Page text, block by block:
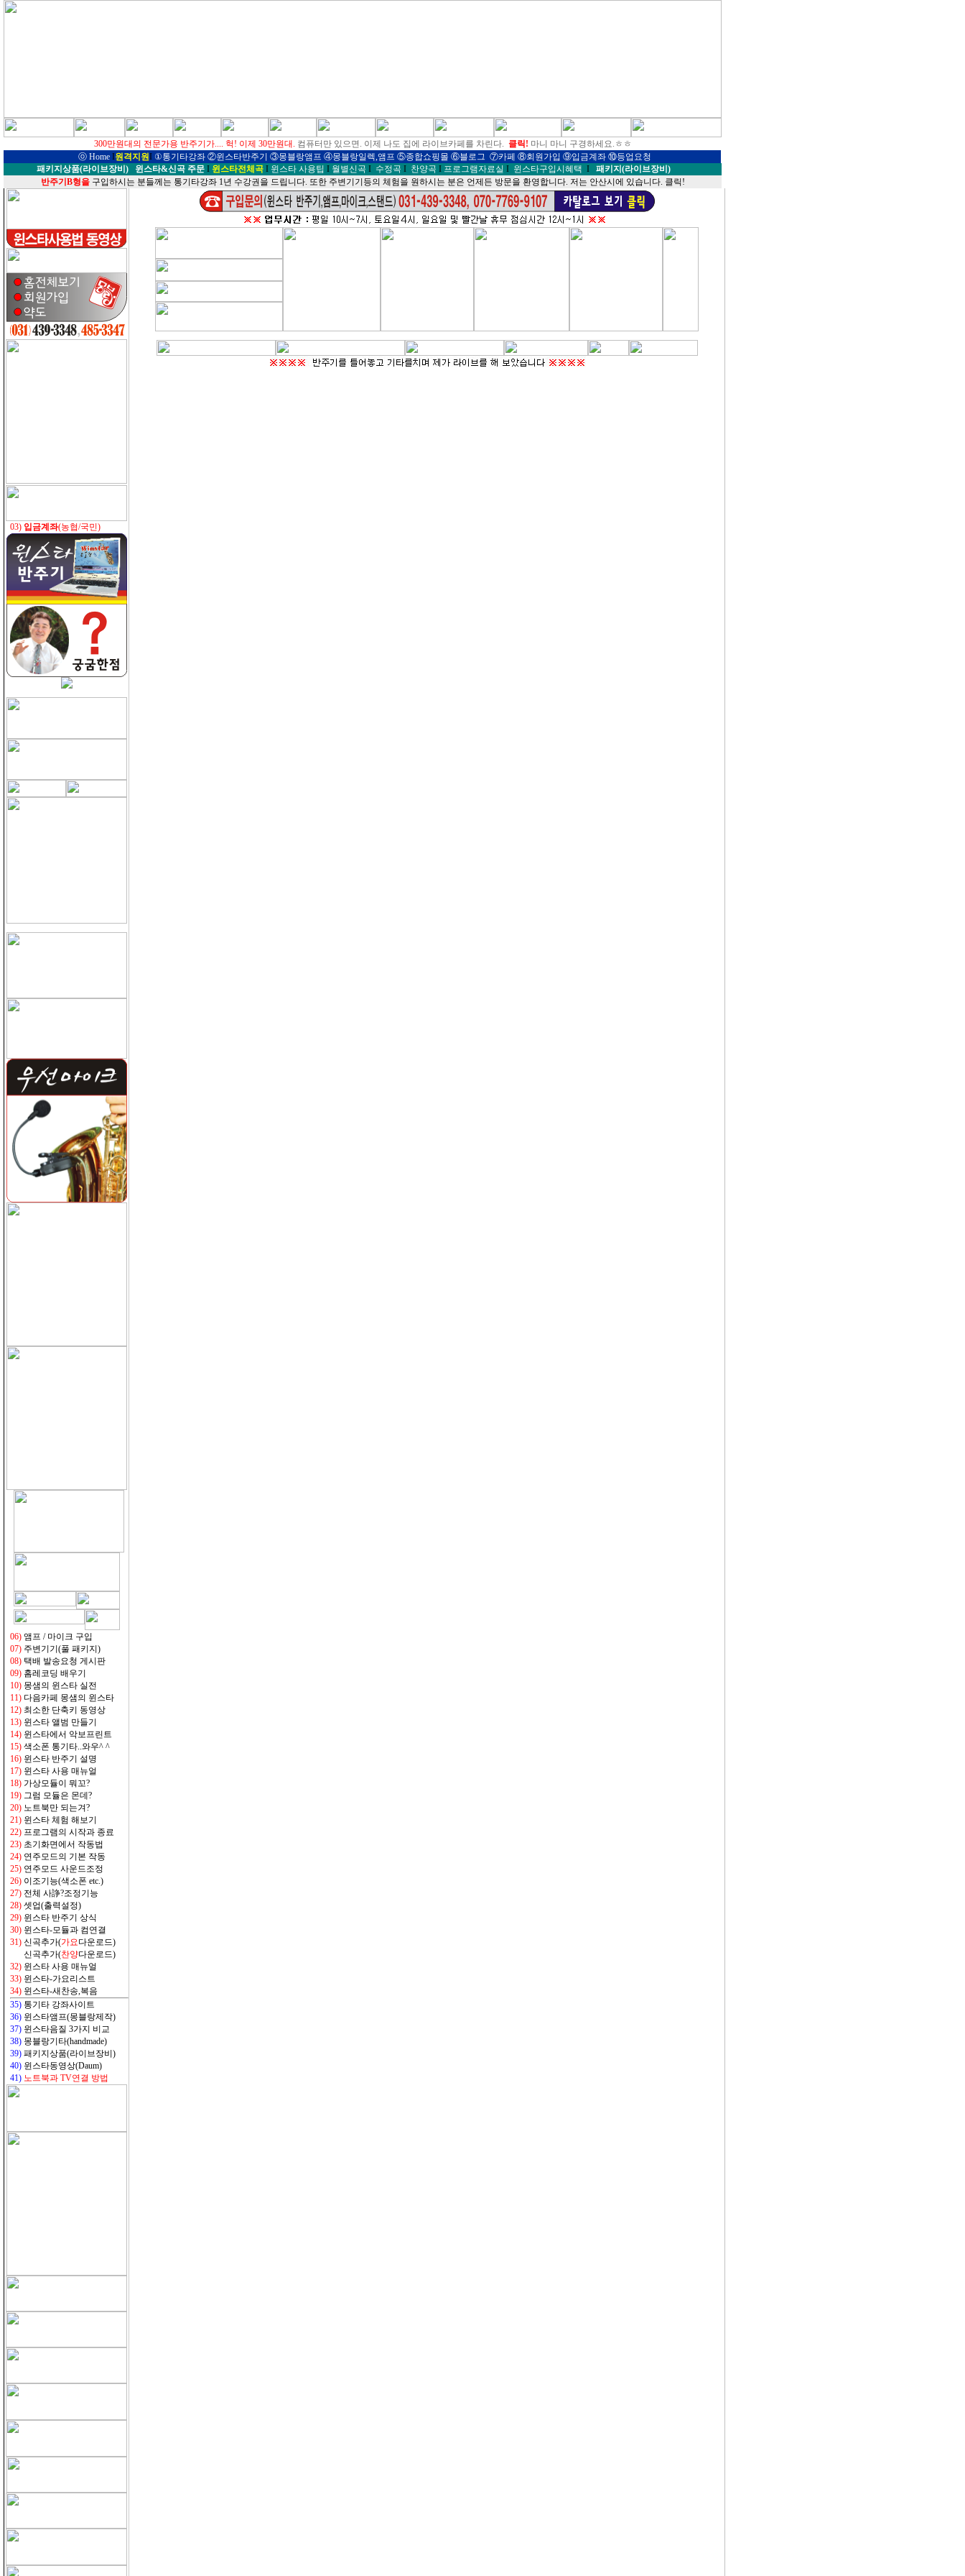
300만원대의 전문가용 반주기가.... 헉! 이제 30만원대. 컴퓨터만 있으면. 이제 나도 집에 라이브카페를 차린다. 클릭! 마니 마니 구경하세요.ㅎㅎ
ⓞ Home I원격지원I ①통기타강좌 ②윈스타반주기 ③몽블랑앰프 ④몽블랑일렉,앰프 ⑤종합쇼핑몰 ⑥블로그 ⑦카페 ⑧회원가입 ⑨입금계좌⑩등업요청
패키지상품(라이브장비)
윈스타&신곡 주문 I 윈스타전체곡 I 윈스타 사용팁 I 월별신곡 I 수정곡 I 찬양곡 I 프로그램자료실 I윈스타구입시혜택 I 패키지(라이브장비)
반주기B형을구입하시는 분들께는 통기타강좌 1년 수강권을 드립니다. 또한 주변기기등의 체험을 원하시는 분은 언제든 방문을 환영합니다. 저는 안산시에 있습니다. 클릭!
03) 입금계좌(농협/국민)
06) 앰프 / 마이크 구입
07) 주변기기(풀 패키지)
08) 택배 발송요청 게시판
09) 홈레코딩 배우기
10) 몽샘의 윈스타 실전
11) 다음카페 몽샘의 윈스타
12) 최소한 단축키 동영상
13) 윈스타 앨범 만들기
14) 윈스타에서 악보프린트
15) 색소폰 통기타..와우^ ^
16) 윈스타 반주기 설명
17) 윈스타 사용 매뉴얼
18) 가상모듈이 뭐꼬?
19) 그럼 모듈은 몬데?
20) 노트북만 되는겨?
21) 윈스타 체험 해보기
22) 프로그램의 시작과 종료
23) 초기화면에서 작동법
24) 연주모드의 기본 작동
25) 연주모드 사운드조정
26) 이조기능(색소폰 etc.)
27) 전체 사諍?조정기능
28) 셋업(출력설정)
29) 윈스타 반주기 상식
30) 윈스타-모듈과 컴연결
31) 신곡추가(가요다운로드)
신곡추가(찬양다운로드)
32) 윈스타 사용 매뉴얼
33) 윈스타-가요리스트
34) 윈스타-새찬송,복음
35) 통기타 강좌사이트
36) 윈스타앰프(몽블랑제작)
37) 윈스타음질 3가지 비교
38) 몽블랑기타(handmade)
39) 패키지상품(라이브장비)
40) 윈스타동영상(Daum)
41) 노트북과 TV연결 방법